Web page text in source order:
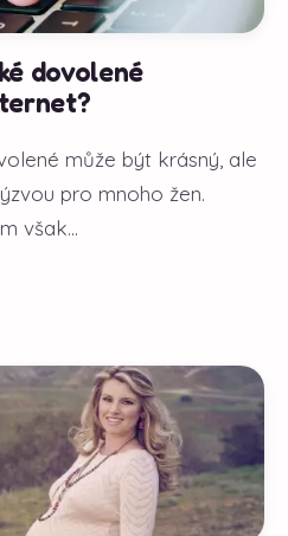
dovolené
může být krásný, ale
pro mnoho žen.
však...